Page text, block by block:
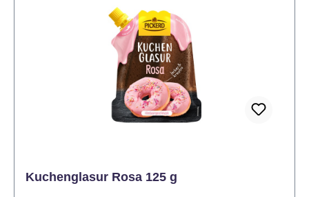
Beutel kurz durchkneten, Verschlusskappe
abschrauben und das erkaltete Gebäck mit der
heißen Glasur dekorieren. Wenn eine Restmenge
übrig bleibt, diese bitte gemäß Beschreibung im
Heißwasserbad erwärmen. So geht´s im
heißes Wasser stelle oder legen. Mit einem
gelangen), durchkneten und Verschlussklappe
abschrauben. Erkaltetes Gebäck mit der heißen
Kuchenglasur Rosa 125 g